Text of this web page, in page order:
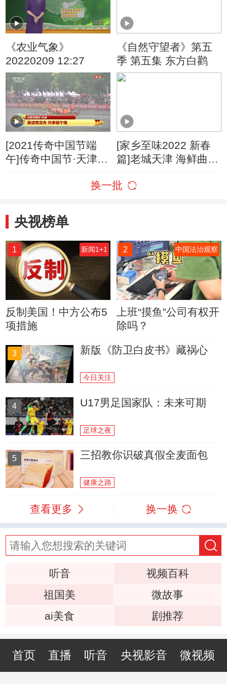
《农业气象》
20220209 12:27
《自然守望者》第五
季 第五集 东方白鹳
[2021传奇中国节端
午]传奇中国节·天津
[家乡至味2022 新春
篇]老城天津 海鲜曲艺
换一批
央视榜单
1 新闻1+1
反制美国！中方公布5
项措施
2 中国法治观察
上班“摸鱼”公司有权开
除吗？
3 新版《防卫白皮书》藏祸心
今日关注
4 U17男足国家队：未来可期
足球之夜
5 三招教你识破真假全麦面包
健康之路
查看更多 换一换
听音
视频百科
祖国美
微故事
ai美食
剧推荐
首页 直播 听音 央视影音 微视频